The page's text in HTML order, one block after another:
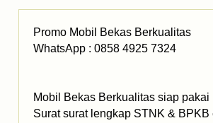
Promo Mobil Bekas Berkualitas
WhatsApp : 0858 4925 7324
Mobil Bekas Berkualitas siap pakai
Surat surat lengkap STNK & BPKB